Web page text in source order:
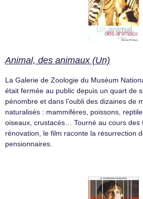
Animal, des animaux (Un)
La Galerie de Zoologie du Muséum
était fermée au public depuis un quart de
pénombre et dans l’oubli des dizaines de
naturalisés : mammifères, poissons,
oiseaux, crustacés… Tourné au cours des
rénovation, le film raconte la résurrection
pensionnaires.